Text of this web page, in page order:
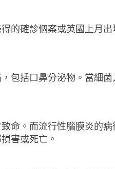
的確診個案或英國上月
包括口鼻分泌物。當細
命。而流行性腦膜炎的病
害或死亡。